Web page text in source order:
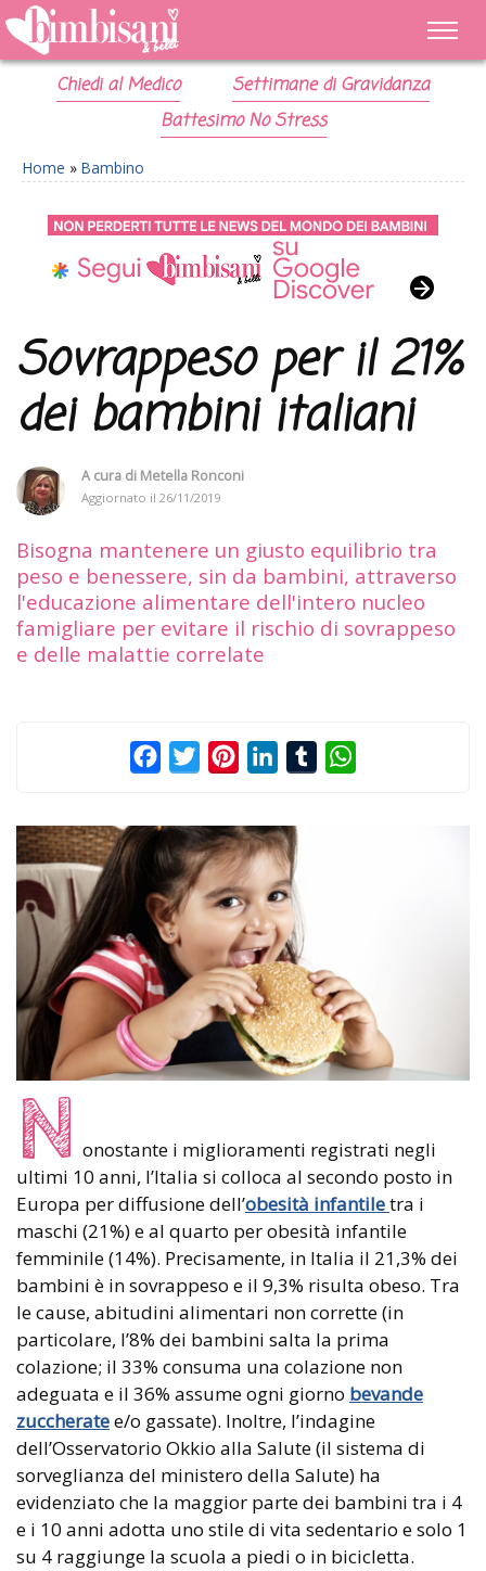
Chiedi al Medico
Settimane di Gravidanza
Battesimo No Stress
Home » Bambino
Sovrappeso per il 21%
dei bambini italiani
A cura di Metella Ronconi
Aggiornato il 26/11/2019
Bisogna mantenere un giusto equilibrio tra
peso e benessere, sin da bambini, attraverso
l'educazione alimentare dell'intero nucleo
famigliare per evitare il rischio di sovrappeso
e delle malattie correlate
FacebookTwitterPinterestLinkedInTumblr
N onostante i miglioramenti registrati negli
ultimi 10 anni, l’Italia si colloca al secondo posto in
Europa per diffusione dell’obesità infantiletra i
maschi (21%) e al quarto per obesità infantile
femminile (14%). Precisamente, in Italia il 21,3% dei
bambini è in sovrappeso e il 9,3% risulta obeso. Tra
le cause, abitudini alimentari non corrette (in
particolare, l’8% dei bambini salta la prima
colazione; il 33% consuma una colazione non
adeguata e il 36% assume ogni giorno bevande
zuccheratee/o gassate). Inoltre, l’indagine
dell’Osservatorio Okkio alla Salute (il sistema di
sorveglianza del ministero della Salute) ha
evidenziato che la maggior parte dei bambini tra i 4
e i 10 anni adotta uno stile di vita sedentario e solo 1
su 4 raggiunge la scuola a piedi o in bicicletta.